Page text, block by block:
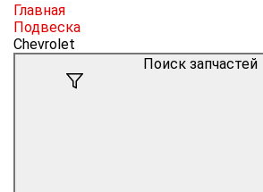
Главная
Подвеска
Chevrolet
Поиск запчастей